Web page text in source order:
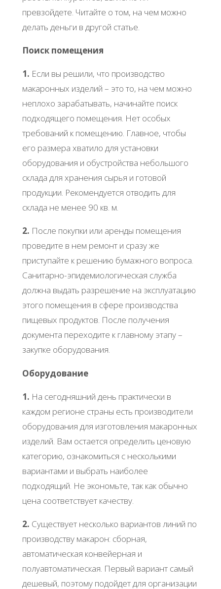
превзойдете. Читайте о том, на чем можно
делать деньги в другой статье.
Поиск помещения
1. Если вы решили, что производство
макаронных изделий – это то, на чем можно
неплохо зарабатывать, начинайте поиск
подходящего помещения. Нет особых
требований к помещению. Главное, чтобы
его размера хватило для установки
оборудования и обустройства небольшого
склада для хранения сырья и готовой
продукции. Рекомендуется отводить для
склада не менее 90 кв. м.
2. После покупки или аренды помещения
проведите в нем ремонт и сразу же
приступайте к решению бумажного вопроса.
Санитарно-эпидемиологическая служба
должна выдать разрешение на эксплуатацию
этого помещения в сфере производства
пищевых продуктов. После получения
документа переходите к главному этапу –
закупке оборудования.
Оборудование
1. На сегодняшний день практически в
каждом регионе страны есть производители
оборудования для изготовления макаронных
изделий. Вам остается определить ценовую
категорию, ознакомиться с несколькими
вариантами и выбрать наиболее
подходящий. Не экономьте, так как обычно
цена соответствует качеству.
2. Существует несколько вариантов линий по
производству макарон: сборная,
автоматическая конвейерная и
полуавтоматическая. Первый вариант самый
дешевый, поэтому подойдет для организации